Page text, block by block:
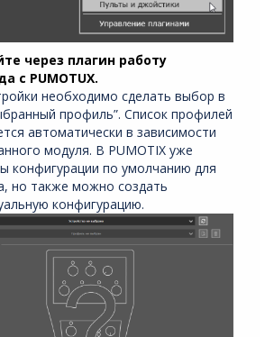
через плагин работу
с PUMOTUX.
необходимо сделать выбор в
профиль”. Список профилей
автоматически в зависимости
модуля. В PUMOTIX уже
конфигурации по умолчанию для
но также можно создать
конфигурацию.